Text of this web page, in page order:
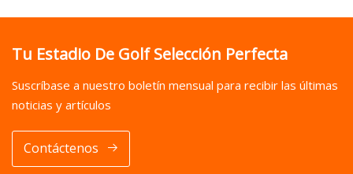
Tu Estadio De Golf Selección Perfecta
Suscríbase a nuestro boletín mensual para recibir las últimas
noticias y artículos
Contáctenos